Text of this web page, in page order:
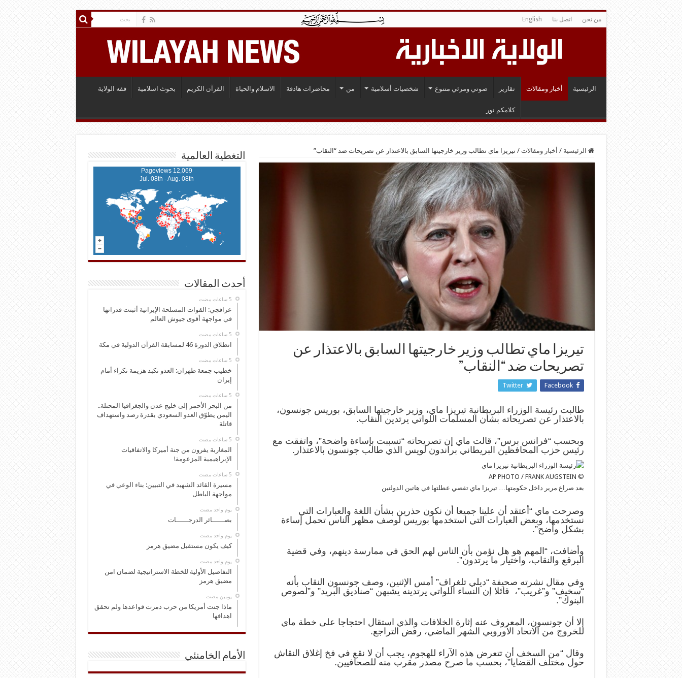
من نحن اتصل بنا English
الرئيسية أخبار ومقالات تقارير صوتي ومرئي متنوع شخصيات أسلامية من محاضرات هادفة الاسلام والحياة القرآن الكريم بحوث اسلامية فقه الولاية
كلامكم نور
الرئيسية / أخبار ومقالات / تيريزا ماي تطالب وزير خارجيتها السابق بالاعتذار عن تصريحات ضد “النقاب”
تيريزا ماي تطالب وزير خارجيتها السابق بالاعتذار عن
تصريحات ضد “النقاب”
Facebook
Twitter
طالبت رئيسة الوزراء البريطانية تيريزا ماي، وزير خارجيتها السابق، بوريس جونسون،
بالاعتذار عن تصريحاته بشأن المسلمات اللواتي يرتدين النقاب.
وبحسب “فرانس برس”، قالت ماي إن تصريحاته “تسببت بإساءة واضحة”، واتفقت مع
رئيس حزب المحافظين البريطاني براندون لويس الذي طالب جونسون بالاعتذار.
© AP PHOTO / FRANK AUGSTEIN
بعد صراع مرير داخل حكومتها… تيريزا ماي تقضي عطلتها في هاتين الدولتين
وصرحت ماي “أعتقد أن علينا جميعا أن نكون حذرين بشأن اللغة والعبارات التي
نستخدمها، وبعض العبارات التي استخدمها بوريس لوصف مظهر الناس تحمل إساءة
بشكل واضح”.
وأضافت، “المهم هو هل نؤمن بأن الناس لهم الحق في ممارسة دينهم، وفي قضية
البرقع والنقاب، واختيار ما يرتدون”.
وفي مقال نشرته صحيفة “ديلي تلغراف” أمس الإثنين، وصف جونسون النقاب بأنه
“سخيف” و”غريب”، قائلا إن النساء اللواتي يرتدينه يشبهن “صناديق البريد” و”لصوص
البنوك”.
إلا أن جونسون، المعروف عنه إثارة الخلافات والذي استقال احتجاجا على خطة ماي
للخروج من الاتحاد الأوروبي الشهر الماضي، رفض التراجع.
وقال “من السخف أن تتعرض هذه الآراء للهجوم، يجب أن لا نقع في فخ إغلاق النقاش
حول مختلف القضايا”، بحسب ما صرح مصدر مقرب منه للصحافيين.
التغطية العالمية
12,069 Pageviews
Jul. 08th - Aug. 08th
أحدث المقالات
عراقجي: القوات المسلحة الإيرانية أثبتت قدراتها
في مواجهة أقوى جيوش العالم
انطلاق الدورة 46 لمسابقة القرآن الدولية في مكة
خطيب جمعة طهران: العدو تكبد هزيمة نكراء أمام
إيران
من البحر الأحمر إلى خليج عدن والجغرافيا المحتلة..
اليمن يطوّق العدو السعودي بقدرة رصد واستهداف
قاتلة
المغاربة يفرون من جنة أميركا والاتفاقيات
الإبراهيمية المزعومة!
مسيرة القائد الشهيد في التبيين: بناء الوعي في
مواجهة الباطل
‏يوم واحد مضت
بصــــــائر الدرجــــــات
‏يوم واحد مضت
كيف يكون مستقبل مضيق هرمز
‏يوم واحد مضت
التفاصيل الأولية للخطة الاستراتيجية لضمان امن
مضيق هرمز
‏يومين مضت
ماذا جنت أمريكا من حرب دمرت قواعدها ولم تحقق
اهدافها
الأمام الخامنئي